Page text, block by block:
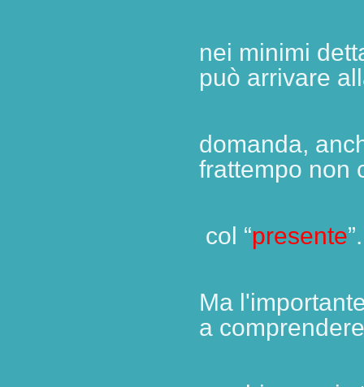
nei minimi
può arrivare
domanda,
frattempo non
col “presente”.
Ma
a